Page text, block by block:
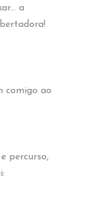
a
comigo ao
percurso,